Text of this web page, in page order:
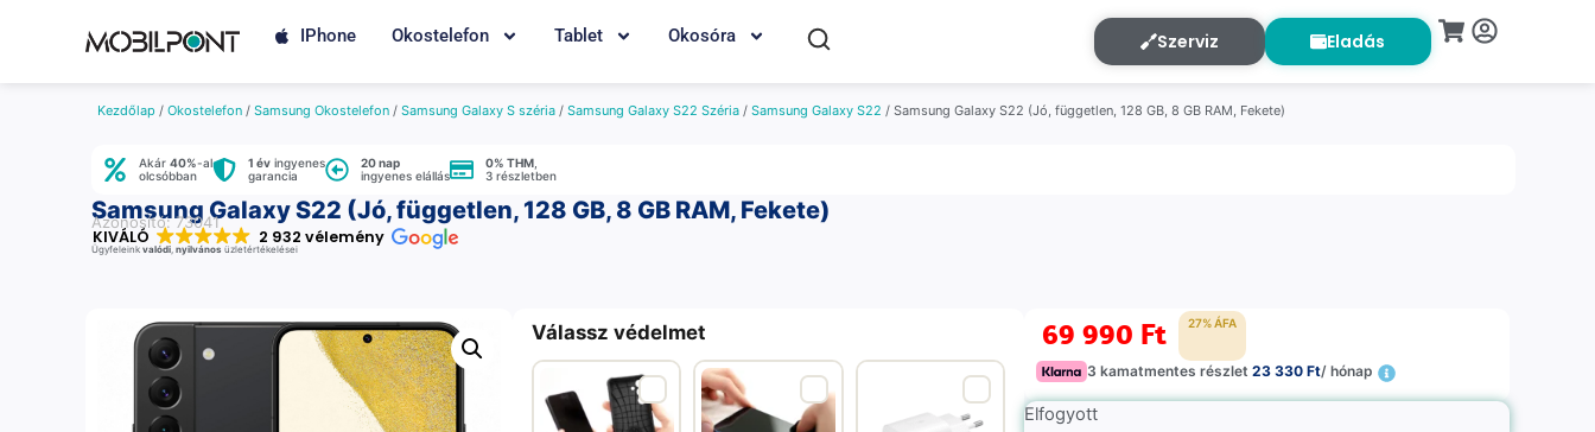
IPhone Okostelefon Tablet Okosóra Szerviz Eladás
Kezdőlap / Okostelefon / Samsung Okostelefon / Samsung Galaxy S széria / Samsung Galaxy S22 Széria / Samsung Galaxy S22 / Samsung Galaxy S22 (Jó, független, 128 GB, 8 GB RAM, Fekete)
Akár 40%-al
olcsóbban
1 év ingyenes
garancia
20 nap
ingyenes elállás
0% THM
3 részletben
Samsung Galaxy S22 (Jó, független, 128 GB, 8 GB RAM, Fekete)
Azonosító: 73041
KIVÁLÓ 2 932 vélemény
Ügyfeleink valódi, nyilvános üzletértékelései
Válassz védelmet 69 990 Ft 27% ÁFA
3 kamatmentes részlet23 330 Ft/ hónap
Elfogyott